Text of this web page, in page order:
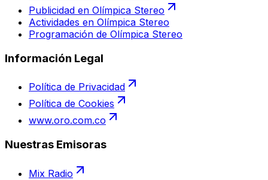
Publicidad en Olímpica Stereo
Actividades en Olímpica Stereo
Programación de Olímpica Stereo
Información Legal
Política de Privacidad
Política de Cookies
www.oro.com.co
Nuestras Emisoras
Mix Radio